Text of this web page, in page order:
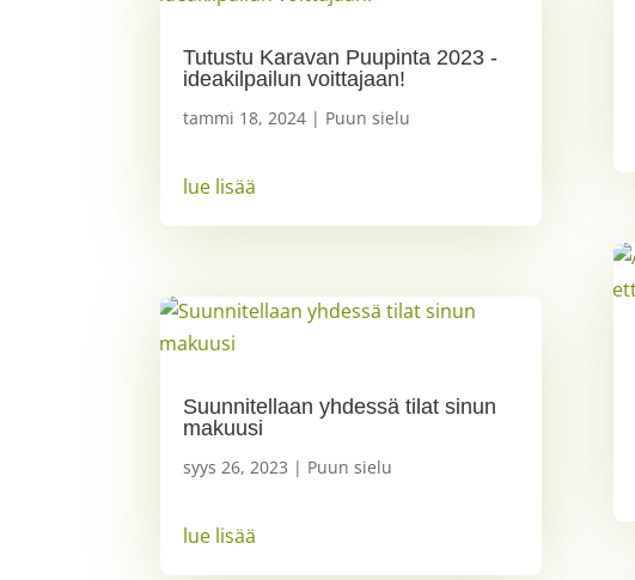
Tutustu Karavan Puupinta 2023 -
ideakilpailun voittajaan!
tammi 18, 2024 | Puun sielu
lue lisää
Suunnitellaan yhdessä tilat sinun
makuusi
syys 26, 2023 | Puun sielu
lue lisää